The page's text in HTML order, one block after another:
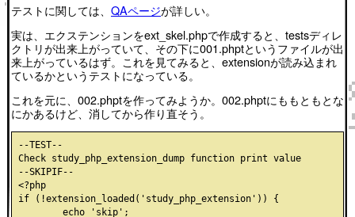
テストに関しては、 QAページが詳しい。
実は、エクステンションをext_skel.phpで作成すると、testsディレ
クトリが出来上がっていて、その下に001.phptというファイルが出
来上がっているはず。これを見てみると、extensionが読み込まれ
ているかというテストになっている。
これを元に、002.phptを作ってみようか。002.phptにももともとな
にかあるけど、消してから作り直そう。
--TEST--
Check study_php_extension_dump function print value
--SKIPIF--
<?php
if (!extension_loaded('study_php_extension')) {